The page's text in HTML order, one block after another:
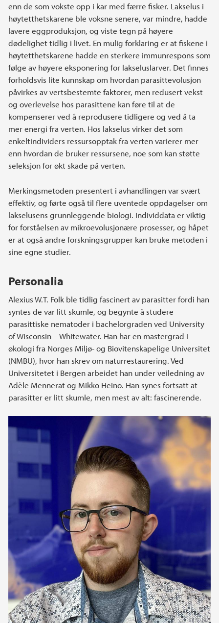
enn de som vokste opp i kar med færre fisker. Lakselus i
høytetthetskarene ble voksne senere, var mindre, hadde
lavere eggproduksjon, og viste tegn på høyere
dødelighet tidlig i livet. En mulig forklaring er at fiskene i
høytetthetskarene hadde en sterkere immunrespons som
følge av høyere eksponering for lakseluslarver. Det finnes
forholdsvis lite kunnskap om hvordan parasittevolusjon
påvirkes av vertsbestemte faktorer, men redusert vekst
og overlevelse hos parasittene kan føre til at de
kompenserer ved å reprodusere tidligere og ved å ta
mer energi fra verten. Hos lakselus virker det som
enkeltindividers ressursopptak fra verten varierer mer
enn hvordan de bruker ressursene, noe som kan støtte
seleksjon for økt skade på verten.
Merkingsmetoden presentert i avhandlingen var svært
effektiv, og førte også til flere uventede oppdagelser om
lakselusens grunnleggende biologi. Individdata er viktig
for forståelsen av mikroevolusjonære prosesser, og håpet
er at også andre forskningsgrupper kan bruke metoden i
sine egne studier.
Personalia
Alexius W.T. Folk ble tidlig fascinert av parasitter fordi han
syntes de var litt skumle, og begynte å studere
parasittiske nematoder i bachelorgraden ved University
of Wisconsin – Whitewater. Han har en mastergrad i
økologi fra Norges Miljø- og Biovitenskapelige Universitet
(NMBU), hvor han skrev om naturrestaurering. Ved
Universitetet i Bergen arbeidet han under veiledning av
Adèle Mennerat og Mikko Heino. Han synes fortsatt at
parasitter er litt skumle, men mest av alt: fascinerende.